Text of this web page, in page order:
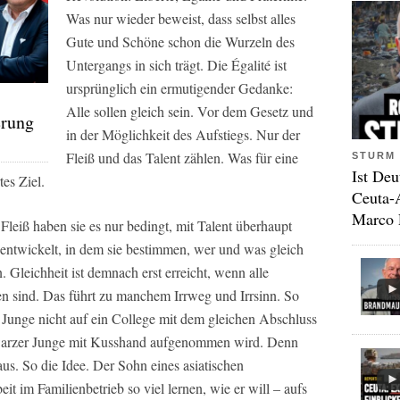
Was nur wieder beweist, dass selbst alles
Gute und Schöne schon die Wurzeln des
Untergangs in sich trägt. Die Égalité ist
ursprünglich ein ermutigender Gedanke:
Alle sollen gleich sein. Vor dem Gesetz und
in der Möglichkeit des Aufstiegs. Nur der
Fleiß und das Talent zählen. Was für eine
Ziel.
haben sie es nur bedingt, mit Talent überhaupt
in dem sie bestimmen, wer und was gleich
Gleichheit ist demnach erst erreicht, wenn alle
sind. Das führt zu manchem Irrweg und Irrsinn. So
nicht auf ein College mit dem gleichen Abschluss
Junge mit Kusshand aufgenommen wird. Denn
So die Idee. Der Sohn eines asiatischen
im Familienbetrieb so viel lernen, wie er will – aufs
STURM
Ist
Marco